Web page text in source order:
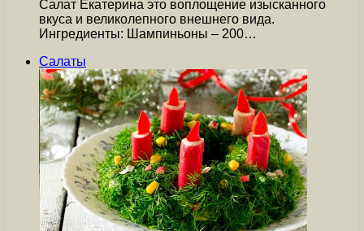
Салат Екатерина это воплощение изысканного
вкуса и великолепного внешнего вида.
Ингредиенты: Шампиньоны – 200…
Салаты